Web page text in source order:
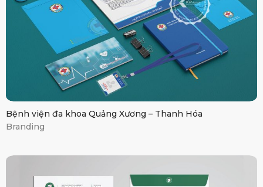
Bệnh viện đa khoa Quảng Xương – Thanh Hóa
Branding